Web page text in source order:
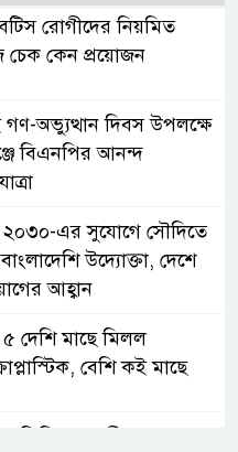
রোগীদের নিয়মিত
চেক কেন প্রয়োজন
অভ্যুত্থান দিবস উপলক্ষে
বিএনপির আনন্দ
এর সুযোগে সৌদিতে
উদ্যোক্তা, দেশে
আহ্বান
দেশি মাছে মিলল
বেশি কই মাছে